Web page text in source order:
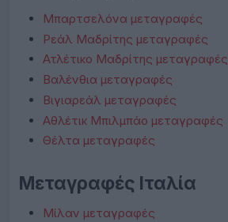
Μπαρτσελόνα μεταγραφές
Ρεάλ Μαδρίτης μεταγραφές
Ατλέτικο Μαδρίτης μεταγραφές
Βαλένθια μεταγραφές
Βιγιαρεάλ μεταγραφές
Αθλέτικ Μπιλμπάο μεταγραφές
Θέλτα μεταγραφές
Μεταγραφές Ιταλία
Μίλαν μεταγραφές